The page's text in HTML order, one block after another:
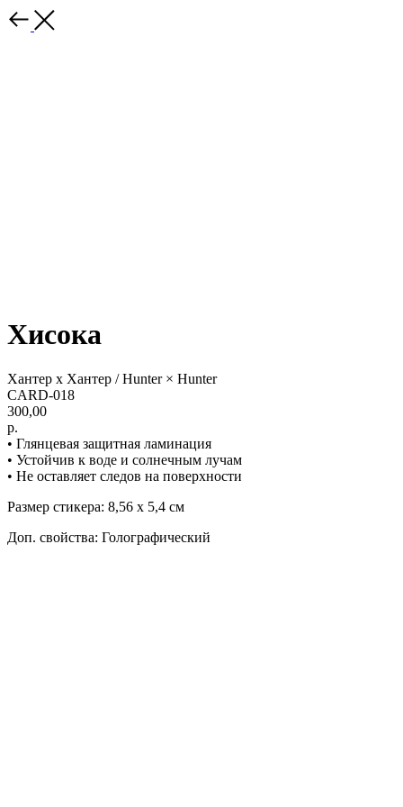
Хисока
Хантер х Хантер / Hunter × Hunter
CARD-018
300,00
р.
• Глянцевая защитная ламинация
• Устойчив к воде и солнечным лучам
• Не оставляет следов на поверхности
Размер стикера: 8,56 х 5,4 см
Доп. свойства: Голографический